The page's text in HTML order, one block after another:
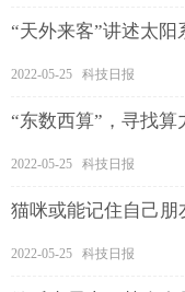
“天外来客”讲述太阳
2022-05-25 科技日报
“东数西算”，寻找算
2022-05-25 科技日报
猫咪或能记住自己朋
2022-05-25 科技日报